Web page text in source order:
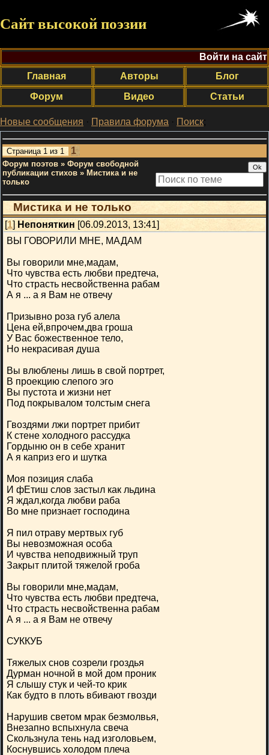
Сайт высокой поэзии
Войти на сайт
Главная
Авторы
Блог
Форум
Видео Статьи
Новые сообщения · Правила форума · Поиск;
Страница 1 из 1 1
Форум поэтов » Форум свободной
публикации стихов » Мистика и не
только
Мистика и не только
[1] Непоняткин [06.09.2013, 13:41]
ВЫ ГОВОРИЛИ МНЕ, МАДАМ
Вы говорили мне,мадам,
Что чувства есть любви предтеча,
Что страсть несвойственна рабам
А я ... а я Вам не отвечу
Призывно роза губ алела
Цена ей,впрочем,два гроша
У Вас божественное тело,
Но некрасивая душа
Вы влюблены лишь в свой портрет,
В проекцию слепого эго
Вы пустота и жизни нет
Под покрывалом толстым снега
Гвоздями лжи портрет прибит
К стене холодного рассудка
Гордыню он в себе хранит
А я каприз его и шутка
Моя позиция слаба
И фЕтиш слов застыл как льдина
Я ждал,когда любви раба
Во мне признает господина
Я пил отраву мертвых губ
Вы невозможная особа
И чувства неподвижный труп
Закрыт плитой тяжелой гроба
Вы говорили мне,мадам,
Что чувства есть любви предтеча,
Что страсть несвойственна рабам
А я ... а я Вам не отвечу
СУККУБ
Тяжелых снов созрели гроздья
Дурман ночной в мой дом проник
Я слышу стук и чей-то крик
Как будто в плоть вбивают гвозди
Нарушив светом мрак безмолвья,
Внезапно вспыхнула свеча
Скользнула тень над изголовьем,
Коснувшись холодом плеча